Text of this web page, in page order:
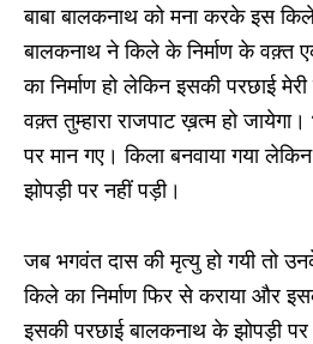
बाबा बालकनाथ को मना करके इस
बालकनाथ ने किले के निर्माण के वक़्त
का निर्माण हो लेकिन इसकी परछाई
वक़्त तुम्हारा राजपाट ख़त्म हो
पर मान गए। किला बनवाया गया
झोपड़ी पर नहीं पड़ी।
जब भगवंत दास की मृत्यु हो गयी तो
किले का निर्माण फिर से कराया और
इसकी परछाई बालकनाथ के झोपड़ी